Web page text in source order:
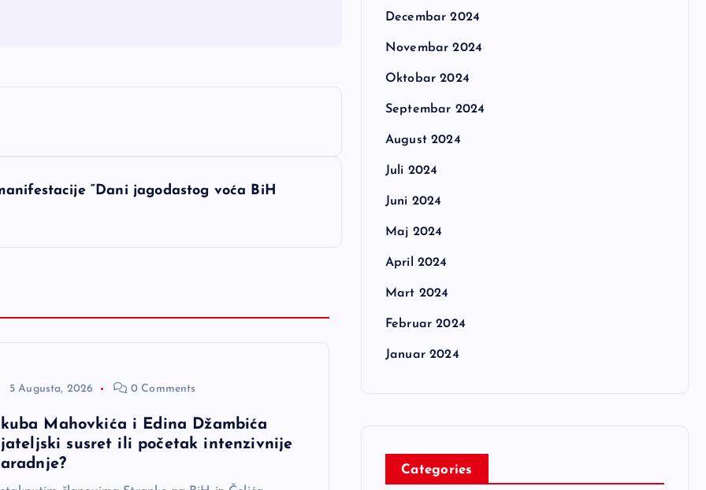
“Dani jagodastog voća BiH
5 Augusta, 2026 0 Comments
Mahovkića i Edina Džambića
susret ili početak intenzivnije
Decembar 2024
Novembar 2024
Oktobar 2024
Septembar 2024
August 2024
Juli 2024
Juni 2024
Maj 2024
April 2024
Mart 2024
Februar 2024
Januar 2024
Categories